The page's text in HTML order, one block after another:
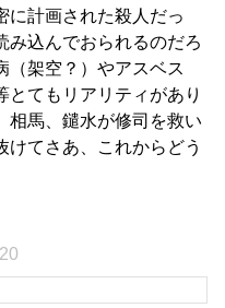
に計画された殺人だっ
み込んでおられるのだろ
（架空？）やアスベス
とてもリアリティがあり
相馬、鑓水が修司を救い
けてさあ、これからどう